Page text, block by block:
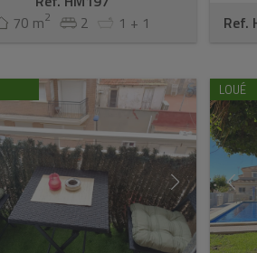
70 m2 2 1 + 1 Ref.
LOUÉ